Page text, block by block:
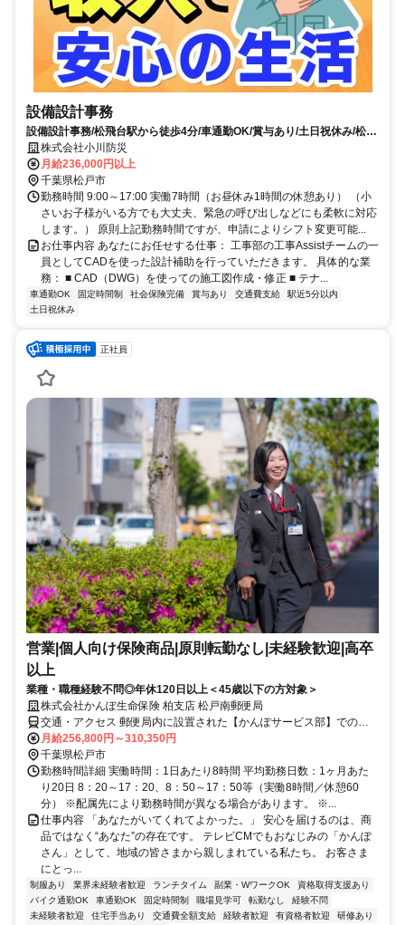
設備設計事務
設備設計事務/松飛台駅から徒歩4分/車通勤OK/賞与あり/土日祝休み/松戸
市 株式会社小川防災
月給236,000円以上
千葉県松戸市
勤務時間 9:00～17:00 実働7時間（お昼休み1時間の休憩あり） （小
さいお子様がいる方でも大丈夫、緊急の呼び出しなどにも柔軟に対応
します。） 原則上記勤務時間ですが、申請によりシフト変更可能...
お仕事内容 あなたにお任せする仕事： 工事部の工事Assistチームの一
員としてCADを使った設計補助を行っていただきます。 具体的な業
務： ■ CAD（DWG）を使っての施工図作成・修正 ■ テナ...
車通勤OK 固定時間制 社会保険完備 賞与あり 交通費支給
駅近5分以内
土日祝休み
正社員
営業|個人向け保険商品|原則転勤なし|未経験歓迎|高卒
以上
業種・職種経験不問◎年休120日以上＜45歳以下の方対象＞
株式会社かんぽ生命保険 柏支店 松戸南郵便局
交通・アクセス 郵便局内に設置された【かんぽサービス部】での勤
務となります
月給256,800円～310,350円
千葉県松戸市
勤務時間詳細 実働時間：1日あたり8時間 平均勤務日数：1ヶ月あた
り20日 8：20～17：20、8：50～17：50等（実働8時間／休憩60
分） ※配属先により勤務時間が異なる場合があります。 ※...
仕事内容 「あなたがいてくれてよかった。」 安心を届けるのは、商
品ではなく“あなた”の存在です。 テレビCMでもおなじみの「かんぽ
さん」として、地域の皆さまから親しまれている私たち。 お客さま
にとっ...
制服あり 業界未経験者歓迎 ランチタイム 副業・WワークOK
資格取得支援あり
バイク通勤OK
車通勤OK 固定時間制 職場見学可 転勤なし
経験不問
未経験者歓迎
住宅手当あり 交通費全額支給 経験者歓迎 有資格者歓迎
研修あり